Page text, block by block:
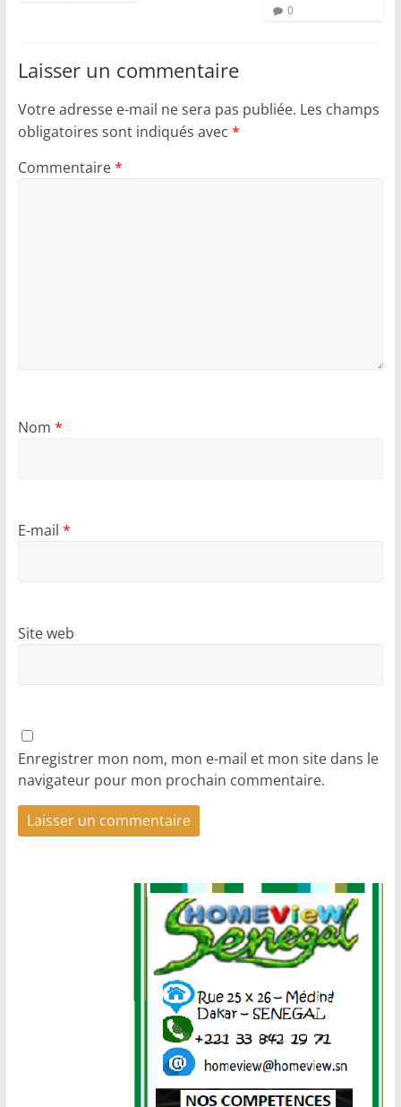
0
Laisser un commentaire
Votre adresse e-mail ne sera pas publiée. Les champs
obligatoires sont indiqués avec *
Commentaire*
Nom *
E-mail *
Site web
Enregistrer mon nom, mon e-mail et mon site dans le
navigateur pour mon prochain commentaire.